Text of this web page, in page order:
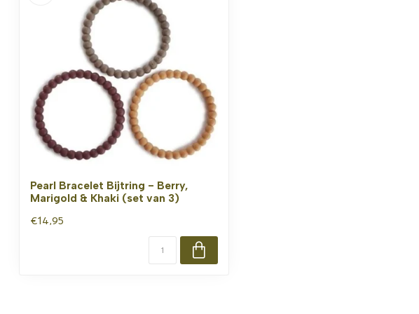
Pearl Bracelet Bijtring - Berry,
Marigold & Khaki (set van 3)
€14,95